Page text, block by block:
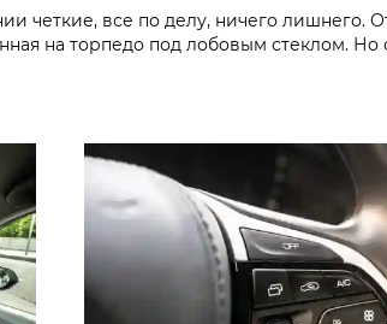
четкие, все по делу, ничего лишнего.
на торпедо под лобовым стеклом.